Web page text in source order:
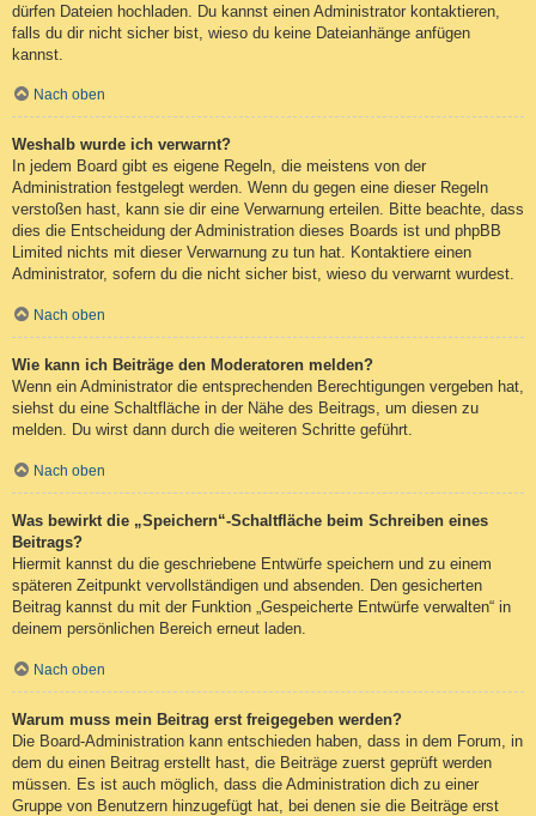
dürfen Dateien hochladen. Du kannst einen Administrator kontaktieren,
falls du dir nicht sicher bist, wieso du keine Dateianhänge anfügen
kannst.
Nach oben
Weshalb wurde ich verwarnt?
In jedem Board gibt es eigene Regeln, die meistens von der
Administration festgelegt werden. Wenn du gegen eine dieser Regeln
verstoßen hast, kann sie dir eine Verwarnung erteilen. Bitte beachte, dass
dies die Entscheidung der Administration dieses Boards ist und phpBB
Limited nichts mit dieser Verwarnung zu tun hat. Kontaktiere einen
Administrator, sofern du die nicht sicher bist, wieso du verwarnt wurdest.
Nach oben
Wie kann ich Beiträge den Moderatoren melden?
Wenn ein Administrator die entsprechenden Berechtigungen vergeben hat,
siehst du eine Schaltfläche in der Nähe des Beitrags, um diesen zu
melden. Du wirst dann durch die weiteren Schritte geführt.
Nach oben
Was bewirkt die „Speichern“-Schaltfläche beim Schreiben eines
Beitrags?
Hiermit kannst du die geschriebene Entwürfe speichern und zu einem
späteren Zeitpunkt vervollständigen und absenden. Den gesicherten
Beitrag kannst du mit der Funktion „Gespeicherte Entwürfe verwalten“ in
deinem persönlichen Bereich erneut laden.
Nach oben
Warum muss mein Beitrag erst freigegeben werden?
Die Board-Administration kann entschieden haben, dass in dem Forum, in
dem du einen Beitrag erstellt hast, die Beiträge zuerst geprüft werden
müssen. Es ist auch möglich, dass die Administration dich zu einer
Gruppe von Benutzern hinzugefügt hat, bei denen sie die Beiträge erst